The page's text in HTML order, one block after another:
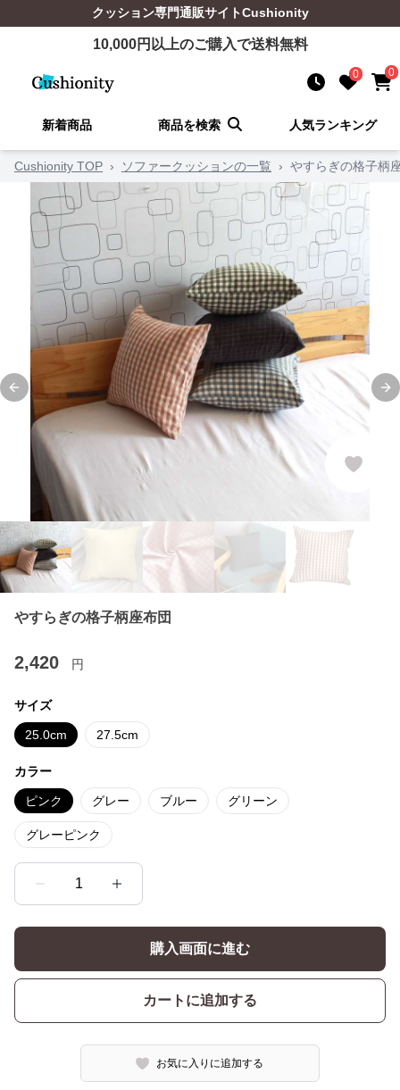
クッション専門通販サイトCushionity
10,000円以上のご購入で送料無料
0 0
新着商品 商品を検索 人気ランキング
Cushionity TOP › ソファークッションの一覧 › やすらぎの格子柄
Previous slide
やすらぎの格子柄座布団
2,420 円
サイズ
25.0cm 27.5cm
カラー
ピンク グレー ブルー グリーン
グレーピンク
1
購入画面に進む
カートに追加する
お気に入りに追加する